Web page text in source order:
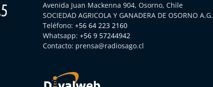
Avenida Juan Mackenna 904, Osorno, Chile
SOCIEDAD AGRICOLA Y GANADERA DE OSORNO A.G.
Teléfono: +56 64 223 2160
Whatsapp: +56 9 57244942
Contacto: prensa@radiosago.cl